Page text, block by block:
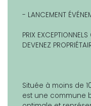
- LANCEMENT
PRIX
DEVENEZ
Située à moins de
est une commune